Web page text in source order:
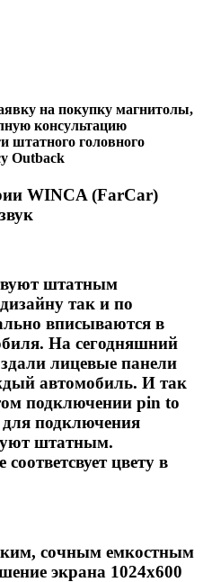
на покупку магнитолы,
консультацию
штатного головного
Outback
WINCA (FarCar)
штатным
так и по
вписываются в
На сегодняшний
лицевые панели
автомобиль. И так
подключении pin to
подключения
штатным.
цвету в
сочным емкостным
экрана 1024х600